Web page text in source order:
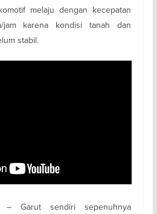
melaju dengan kecepatan
karena kondisi tanah dan
stabil.
Garut sendiri sepenuhnya